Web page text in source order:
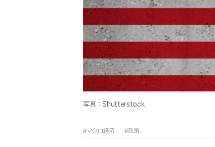
写真：Shutterstock
#マクロ経済 #政策